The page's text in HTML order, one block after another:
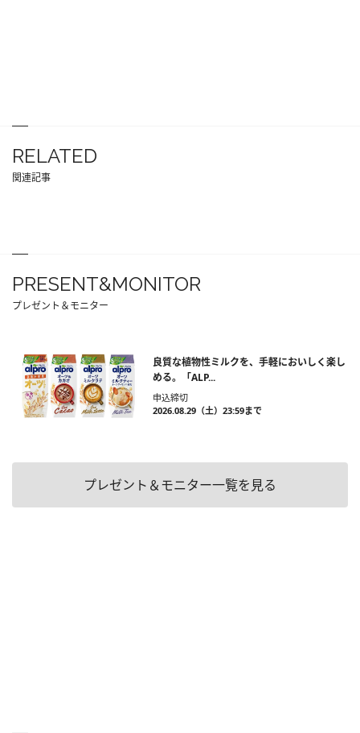
RELATED
関連記事
PRESENT&MONITOR
プレゼント＆モニター
良質な植物性ミルクを、手軽においしく楽し
める。「ALP...
申込締切
2026.08.29（土）23:59まで
プレゼント＆モニター一覧を見る